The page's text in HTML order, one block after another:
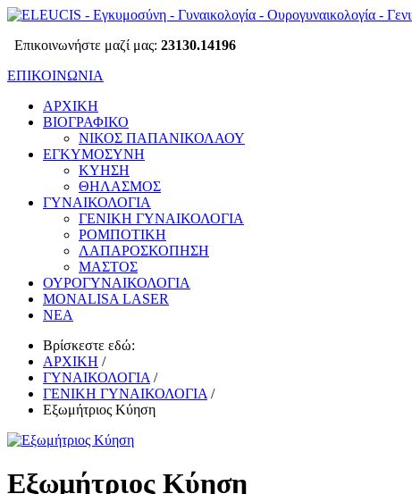
Επικοινωνήστε μαζί μας: 23130.14196
ΕΠΙΚΟΙΝΩΝΙΑ
ΑΡΧΙΚΗ
ΒΙΟΓΡΑΦΙΚΟ
ΝΙΚΟΣ ΠΑΠΑΝΙΚΟΛΑΟΥ
ΕΓΚΥΜΟΣΥΝΗ
ΚΥΗΣΗ
ΘΗΛΑΣΜΟΣ
ΓΥΝΑΙΚΟΛΟΓΙΑ
ΓΕΝΙΚΗ ΓΥΝΑΙΚΟΛΟΓΙΑ
ΡΟΜΠΟΤΙΚΗ
ΛΑΠΑΡΟΣΚΟΠΗΣΗ
ΜΑΣΤΟΣ
ΟΥΡΟΓΥΝΑΙΚΟΛΟΓΙΑ
MONALISA LASER
ΝΕΑ
Βρίσκεστε εδώ:
ΑΡΧΙΚΗ /
ΓΥΝΑΙΚΟΛΟΓΙΑ /
ΓΕΝΙΚΗ ΓΥΝΑΙΚΟΛΟΓΙΑ /
Εξωμήτριος Κύηση
Εξωμήτριος Κύηση